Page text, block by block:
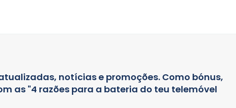
notícias e promoções. Como bónus,
as "4 razões para a bateria do teu telemóvel